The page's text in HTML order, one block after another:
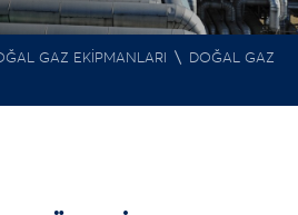
GAZ EKİPMANLARI \
DOĞAL GAZ